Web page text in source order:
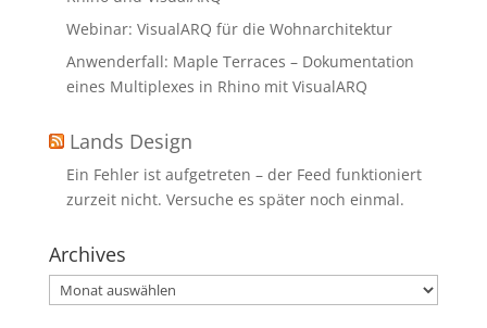
Webinar: VisualARQ für die Wohnarchitektur
Anwenderfall: Maple Terraces – Dokumentation
eines Multiplexes in Rhino mit VisualARQ
Lands Design
Ein Fehler ist aufgetreten – der Feed funktioniert
zurzeit nicht. Versuche es später noch einmal.
Archives
Archives